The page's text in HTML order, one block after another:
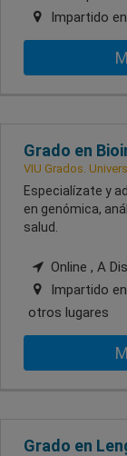
Impartido
Grado en
VIU Grados.
Especialízate y
en genómica,
salud.
Online , A
Impartido
otros lugares
Grado en